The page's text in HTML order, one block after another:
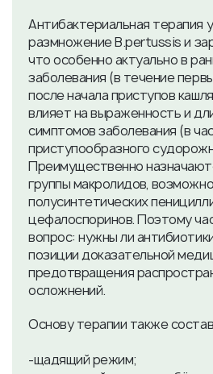
Антибактериальная терапия
размножение B.pertussis и
что особенно актуально в
заболевания (в течение
после начала приступов
влияет на выраженность и
симптомов заболевания (в
приступообразного
Преимущественно
группы макролидов,
полусинтетических
цефалоспоринов. Поэтому
вопрос: нужны ли
позиции доказательной
предотвращения
осложнений.
Основу терапии также
-щадящий режим;